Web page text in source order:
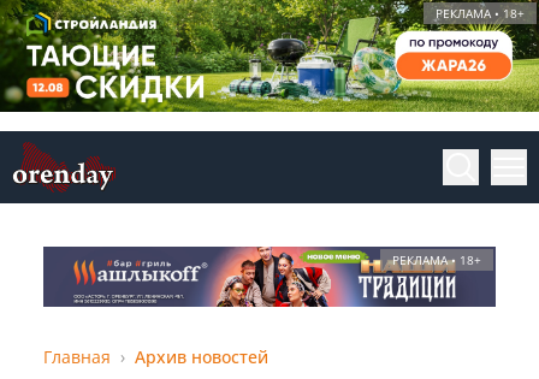
РЕКЛАМА • 18+
РЕКЛАМА • 18+
Главная Архив новостей